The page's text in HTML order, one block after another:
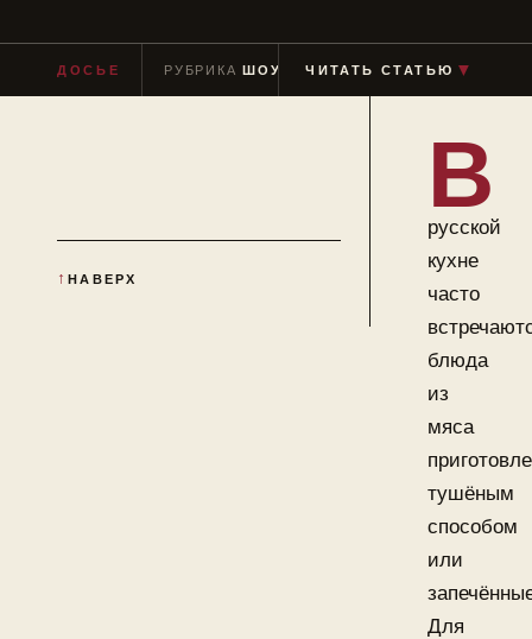
ДОСЬЕ РУБРИКАШОУ-БИЗНЕС ЧТЕНИЕ
ЧИТАТЬ СТАТЬЮ ▼
НАВЕРХ
В
русской
кухне
часто
блюда
из
мяса
тушёным
способом
или
Для